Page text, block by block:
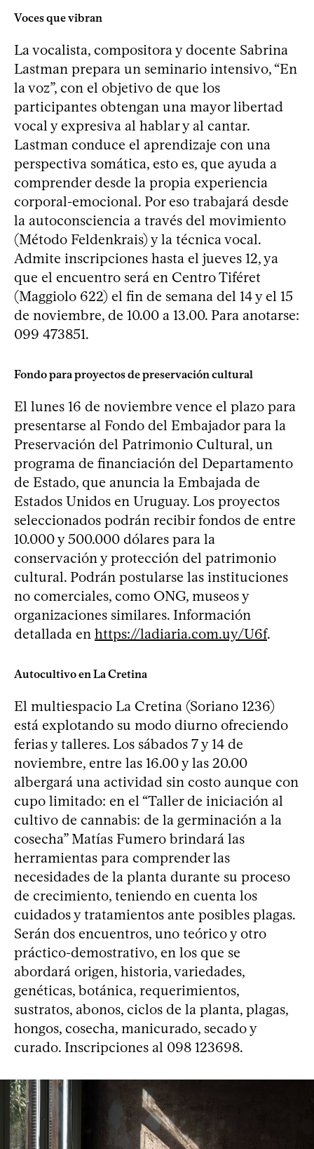
Voces que vibran
La vocalista, compositora y docente Sabrina
Lastman prepara un seminario intensivo, “En
la voz”, con el objetivo de que los
participantes obtengan una mayor libertad
vocal y expresiva al hablar y al cantar.
Lastman conduce el aprendizaje con una
perspectiva somática, esto es, que ayuda a
comprender desde la propia experiencia
corporal-emocional. Por eso trabajará desde
la autoconsciencia a través del movimiento
(Método Feldenkrais) y la técnica vocal.
Admite inscripciones hasta el jueves 12, ya
que el encuentro será en Centro Tiféret
(Maggiolo 622) el fin de semana del 14 y el 15
de noviembre, de 10.00 a 13.00. Para anotarse:
099 473851.
Fondo para proyectos de preservación cultural
El lunes 16 de noviembre vence el plazo para
presentarse al Fondo del Embajador para la
Preservación del Patrimonio Cultural, un
programa de financiación del Departamento
de Estado, que anuncia la Embajada de
Estados Unidos en Uruguay. Los proyectos
seleccionados podrán recibir fondos de entre
10.000 y 500.000 dólares para la
conservación y protección del patrimonio
cultural. Podrán postularse las instituciones
no comerciales, como ONG, museos y
organizaciones similares. Información
detallada en https://ladiaria.com.uy/U6f.
Autocultivo en La Cretina
El multiespacio La Cretina (Soriano 1236)
está explotando su modo diurno ofreciendo
ferias y talleres. Los sábados 7 y 14 de
noviembre, entre las 16.00 y las 20.00
albergará una actividad sin costo aunque con
cupo limitado: en el “Taller de iniciación al
cultivo de cannabis: de la germinación a la
cosecha” Matías Fumero brindará las
herramientas para comprender las
necesidades de la planta durante su proceso
de crecimiento, teniendo en cuenta los
cuidados y tratamientos ante posibles plagas.
Serán dos encuentros, uno teórico y otro
práctico-demostrativo, en los que se
abordará origen, historia, variedades,
genéticas, botánica, requerimientos,
sustratos, abonos, ciclos de la planta, plagas,
hongos, cosecha, manicurado, secado y
curado. Inscripciones al 098 123698.